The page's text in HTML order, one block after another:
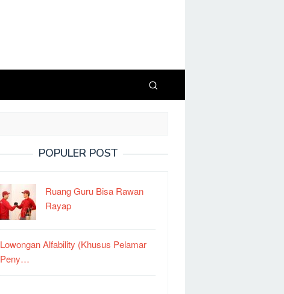
POPULER POST
Ruang Guru Bisa Rawan
Rayap
Lowongan Alfability (Khusus Pelamar
Peny…